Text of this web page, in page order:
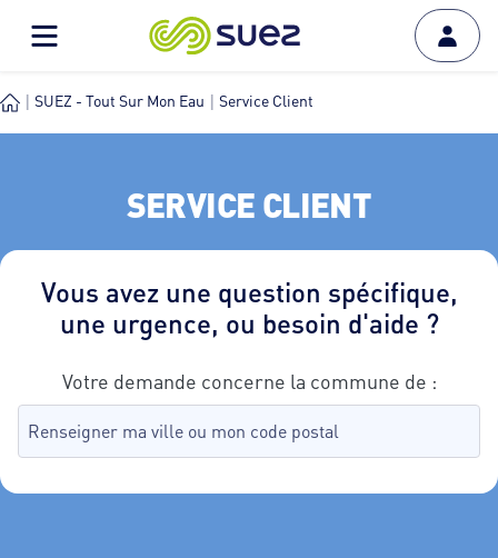
SUEZ - Tout Sur Mon Eau Service Client
SERVICE CLIENT
Vous avez une question spécifique,
une urgence, ou besoin d'aide ?
Votre demande concerne la commune de :